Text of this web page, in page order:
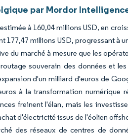
par Mordor
à 160,04 millions USD, en
millions USD, progressant à
du marché à mesure que les
souverain des données et
d'un milliard d'euros de
à la transformation numérique
freinent l'élan, mais les
d'électricité issus de l'éolien
des réseaux de centres de